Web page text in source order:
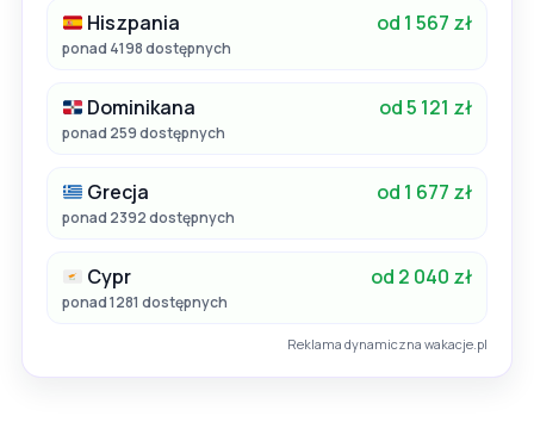
Hiszpania od 1 567 zł
ponad 4198 dostępnych
Dominikana od 5 121 zł
ponad 259 dostępnych
Grecja od 1 677 zł
ponad 2392 dostępnych
Cypr od 2 040 zł
ponad 1281 dostępnych
Reklama dynamiczna wakacje.pl